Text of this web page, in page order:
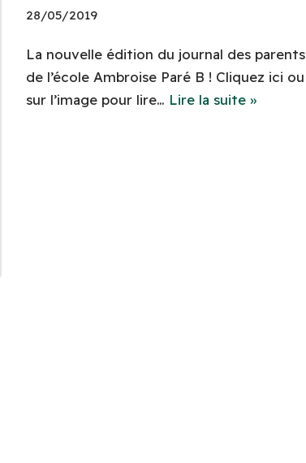
28/05/2019
La nouvelle édition du journal des parents
de l’école Ambroise Paré B ! Cliquez ici ou
sur l’image pour lire… Lire la suite »